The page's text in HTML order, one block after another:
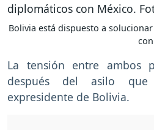
Bolivia está dispuesto a
La tensión entre ambos
después del asilo
expresidente de Bolivia.